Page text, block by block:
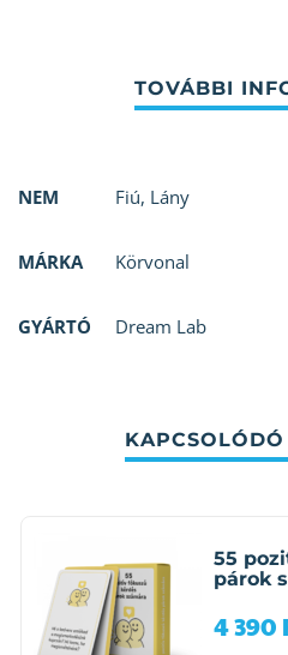
NEM Fiú, Lány
MÁRKA Körvonal
GYÁRTÓ Dream Lab
55
párok
4 390